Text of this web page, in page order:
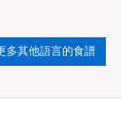
多其他語言的食譜